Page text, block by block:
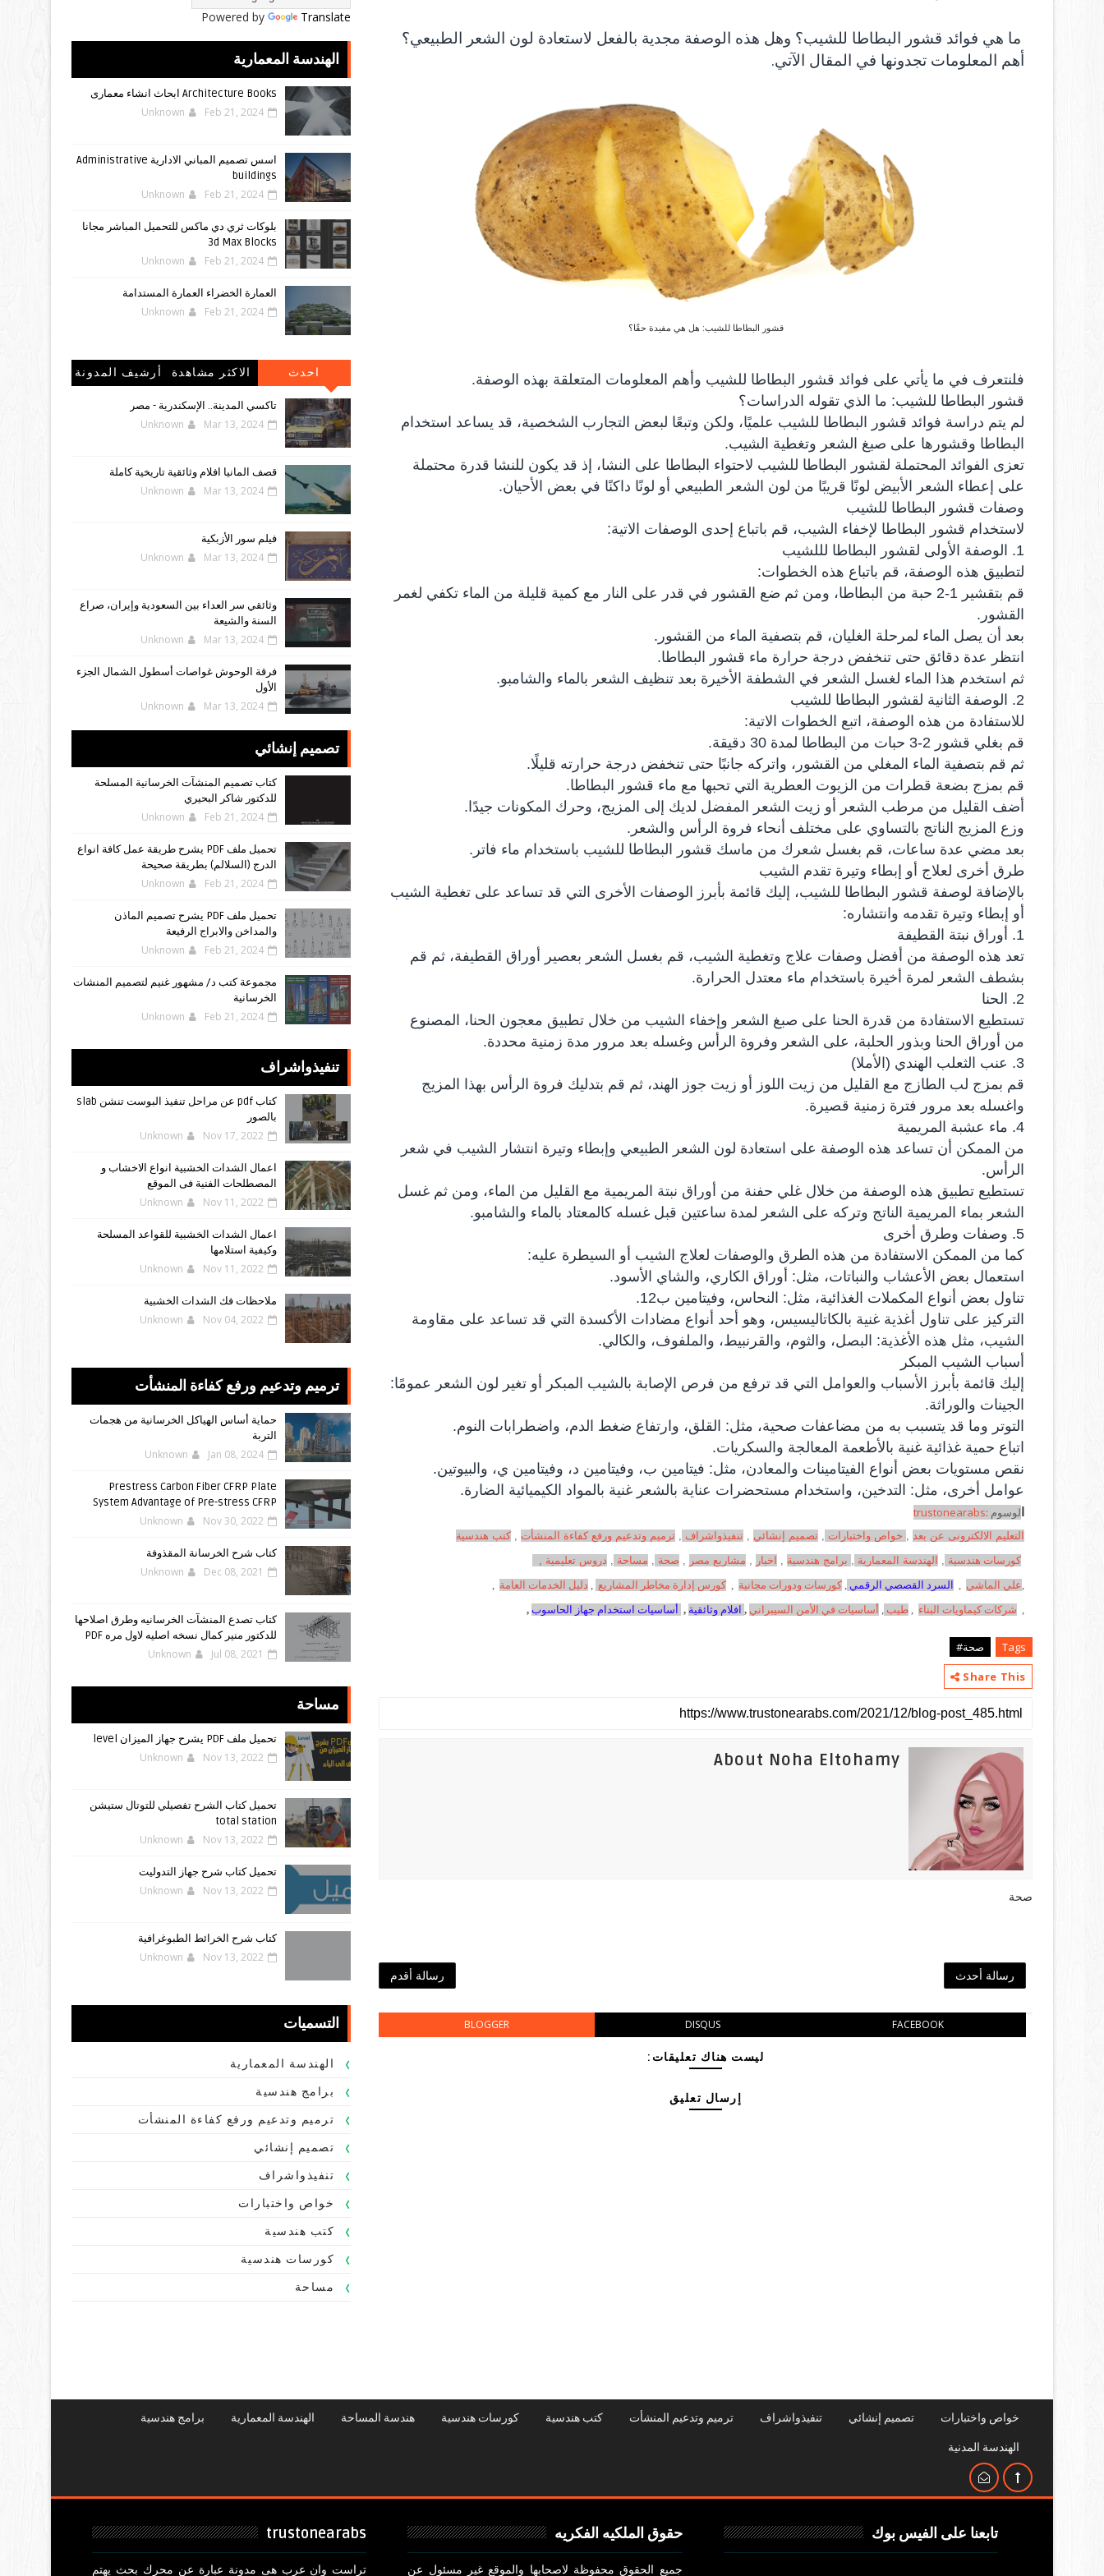
ما هي فوائد قشور البطاطا للشيب؟ وهل هذه الوصفة مجدية بالفعل لاستعادة لون الشعر الطبيعي؟
أهم المعلومات تجدونها في المقال الآتي.
قشور البطاطا للشيب: هل هي مفيدة حقًا؟
فلنتعرف في ما يأتي على فوائد قشور البطاطا للشيب وأهم المعلومات المتعلقة بهذه الوصفة.
قشور البطاطا للشيب: ما الذي تقوله الدراسات؟
لم يتم دراسة فوائد قشور البطاطا للشيب علميًا، ولكن وتبعًا لبعض التجارب الشخصية، قد يساعد استخدام
البطاطا وقشورها على صبغ الشعر وتغطية الشيب.
تعزى الفوائد المحتملة لقشور البطاطا للشيب لاحتواء البطاطا على النشا، إذ قد يكون للنشا قدرة محتملة
على إعطاء الشعر الأبيض لونًا قريبًا من لون الشعر الطبيعي أو لونًا داكنًا في بعض الأحيان.
وصفات قشور البطاطا للشيب
لاستخدام قشور البطاطا لإخفاء الشيب، قم باتباع إحدى الوصفات الاتية:
1. الوصفة الأولى لقشور البطاطا لللشيب
لتطبيق هذه الوصفة، قم باتباع هذه الخطوات:
قم بتقشير 1-2 حبة من البطاطا، ومن ثم ضع القشور في قدر على النار مع كمية قليلة من الماء تكفي لغمر
القشور.
بعد أن يصل الماء لمرحلة الغليان، قم بتصفية الماء من القشور.
انتظر عدة دقائق حتى تنخفض درجة حرارة ماء قشور البطاطا.
ثم استخدم هذا الماء لغسل الشعر في الشطفة الأخيرة بعد تنظيف الشعر بالماء والشامبو.
2. الوصفة الثانية لقشور البطاطا للشيب
للاستفادة من هذه الوصفة، اتبع الخطوات الاتية:
قم بغلي قشور 2-3 حبات من البطاطا لمدة 30 دقيقة.
ثم قم بتصفية الماء المغلي من القشور، واتركه جانبًا حتى تنخفض درجة حرارته قليلًا.
قم بمزج بضعة قطرات من الزيوت العطرية التي تحبها مع ماء قشور البطاطا.
أضف القليل من مرطب الشعر أو زيت الشعر المفضل لديك إلى المزيج، وحرك المكونات جيدًا.
وزع المزيج الناتج بالتساوي على مختلف أنحاء فروة الرأس والشعر.
بعد مضي عدة ساعات، قم بغسل شعرك من ماسك قشور البطاطا للشيب باستخدام ماء فاتر.
طرق أخرى لعلاج أو إبطاء وتيرة تقدم الشيب
بالإضافة لوصفة قشور البطاطا للشيب، إليك قائمة بأبرز الوصفات الأخرى التي قد تساعد على تغطية الشيب
أو إبطاء وتيرة تقدمه وانتشاره:
1. أوراق نبتة القطيفة
تعد هذه الوصفة من أفضل وصفات علاج وتغطية الشيب، قم بغسل الشعر بعصير أوراق القطيفة، ثم قم
بشطف الشعر لمرة أخيرة باستخدام ماء معتدل الحرارة.
2. الحنا
تستطيع الاستفادة من قدرة الحنا على صبغ الشعر وإخفاء الشيب من خلال تطبيق معجون الحنا، المصنوع
من أوراق الحنا وبذور الحلبة، على الشعر وفروة الرأس وغسله بعد مرور مدة زمنية محددة.
3. عنب الثعلب الهندي (الأملا)
قم بمزج لب الطازج مع القليل من زيت اللوز أو زيت جوز الهند، ثم قم بتدليك فروة الرأس بهذا المزيج
واغسله بعد مرور فترة زمنية قصيرة.
4. ماء عشبة المريمية
من الممكن أن تساعد هذه الوصفة على استعادة لون الشعر الطبيعي وإبطاء وتيرة انتشار الشيب في شعر
الرأس.
تستطيع تطبيق هذه الوصفة من خلال غلي حفنة من أوراق نبتة المريمية مع القليل من الماء، ومن ثم غسل
الشعر بماء المريمية الناتج وتركه على الشعر لمدة ساعتين قبل غسله كالمعتاد بالماء والشامبو.
5. وصفات وطرق أخرى
كما من الممكن الاستفادة من هذه الطرق والوصفات لعلاج الشيب أو السيطرة عليه:
استعمال بعض الأعشاب والنباتات، مثل: أوراق الكاري، والشاي الأسود.
تناول بعض أنواع المكملات الغذائية، مثل: النحاس، وفيتامين ب12.
التركيز على تناول أغذية غنية بالكاتاليسيس، وهو أحد أنواع مضادات الأكسدة التي قد تساعد على مقاومة
الشيب، مثل هذه الأغذية: البصل، والثوم، والقرنبيط، والملفوف، والكالي.
أسباب الشيب المبكر
إليك قائمة بأبرز الأسباب والعوامل التي قد ترفع من فرص الإصابة بالشيب المبكر أو تغير لون الشعر عمومًا:
الجينات والوراثة.
التوتر وما قد يتسبب به من مضاعفات صحية، مثل: القلق، وارتفاع ضغط الدم، واضطرابات النوم.
اتباع حمية غذائية غنية بالأطعمة المعالجة والسكريات.
نقص مستويات بعض أنواع الفيتامينات والمعادن، مثل: فيتامين ب، وفيتامين د، وفيتامين ي، والبيوتين.
عوامل أخرى، مثل: التدخين، واستخدام مستحضرات عناية بالشعر غنية بالمواد الكيميائية الضارة.
لوسوم :trustonearabs
التعليم الالكترونى عن بعد , خواص واختبارات , تصميم إنشائي , تنفيذواشراف , ترميم وتدعيم ورفع كفاءة المنشأت ,كتب هندسية
كورسات هندسية , الهندسة المعمارية , برامج هندسية , اخبار , مشاريع مصر , صحة , مساحة , دروس تعليمية ,
,علي الماشي , السرد القصصي الرقمي ,كورسات ودورات مجانية ,كورس إدارة مخاطر المشاريع , دليل الخدمات العامة ,
, شركات كيماويات البناء , طيب , أساسيات في الأمن السيبراني , افلام وثائقية , أساسيات استخدام جهاز الحاسوب ,
Tags
صحة#
Share This
About Noha Eltohamy
صحة
رسالة أحدث رسالة أقدم
BLOGGER DISQUS FACEBOOK
ليست هناك تعليقات:
إرسال تعليق
Powered by Translate
الهندسة المعمارية
Architecture Books ابحاث انشاء معمارى
Unknown Feb 21, 2024
اسس تصميم المباني الادارية Administrative
buildings
Unknown Feb 21, 2024
بلوكات ثري دي ماكس للتحميل المباشر مجانا
3d Max Blocks
Unknown Feb 21, 2024
العمارة الخضراء العمارة المستدامة
Unknown Feb 21, 2024
احدث
المشاركات
الاكثر مشاهدة
أرشيف المدونة
تاكسي المدينة.. الإسكندرية - مصر
Unknown Mar 13, 2024
قصف المانيا افلام وثائقية تاريخية كاملة
Unknown Mar 13, 2024
فيلم سور الأزبكية
Unknown Mar 13, 2024
وثائقي سر العداء بين السعودية وإيران، صراع
السنة والشيعة
Unknown Mar 13, 2024
فرقة الوحوش غواصات أسطول الشمال الجزء
الأول
Unknown Mar 13, 2024
تصميم إنشائي
كتاب تصميم المنشآت الخرسانية المسلحة
للدكتور شاكر البحيري
Unknown Feb 21, 2024
تحميل ملف PDF يشرح طريقة عمل كافة انواع
الدرج (السلالم) بطريقة صحيحة
Unknown Feb 21, 2024
تحميل ملف PDF يشرح تصميم الماذن
والمداخن والابراج الرفيعة
Unknown Feb 21, 2024
مجموعة كتب د/ مشهور غنيم لتصميم المنشات
الخرسانية
Unknown Feb 21, 2024
تنفيذواشراف
كتاب pdf عن مراحل تنفيذ البوست تنشن slab
بالصور
Unknown Nov 17, 2022
اعمال الشدات الخشبية انواع الاخشاب و
المصطلحات الفنية فى الموقع
Unknown Nov 11, 2022
اعمال الشدات الخشبية للقواعد المسلحة
وكيفية استلامها
Unknown Nov 11, 2022
ملاحظات فك الشدات الخشبية
Unknown Nov 04, 2022
ترميم وتدعيم ورفع كفاءة المنشأت
حماية أساس الهياكل الخرسانية من هجمات
التربة
Unknown Jan 08, 2024
Prestress Carbon Fiber CFRP Plate
System Advantage of Pre-stress CFRP
Unknown Nov 30, 2022
كتاب شرح الخرسانة المقذوفة
Unknown Dec 08, 2021
كتاب تصدع المنشآت الخرسانيه وطرق اصلاحها
للدكتور منير كمال نسخه اصليه لاول مره PDF
Unknown Jul 08, 2021
مساحة
تحميل ملف PDF يشرح جهاز الميزان level
Unknown Nov 13, 2022
تحميل كتاب الشرح تفصيلي للتوتال ستيشن
total station
Unknown Nov 13, 2022
تحميل كتاب شرح جهاز التدوليت
Unknown Nov 13, 2022
كتاب شرح الخرائط الطبوغرافية
Unknown Nov 13, 2022
التسميات
الهندسة المعمارية
برامج هندسية
ترميم وتدعيم ورفع كفاءة المنشأت
تصميم إنشائي
تنفيذواشراف
خواص واختبارات
كتب هندسية
كورسات هندسية
مساحة
خواص واختبارات تصميم إنشائي تنفيذواشراف ترميم وتدعيم المنشأت كتب هندسية كورسات هندسية هندسة المساحة الهندسة المعمارية برامج هندسية
الهندسة المدنية
trustonearabs
تراست وان عرب هى مدونة عبارة عن محرك بحث يهتم
حقوق الملكيه الفكريه
جميع الحقوق محفوظة لاصحابها والموقع غير مسئول عن
تابعنا على الفيس بوك